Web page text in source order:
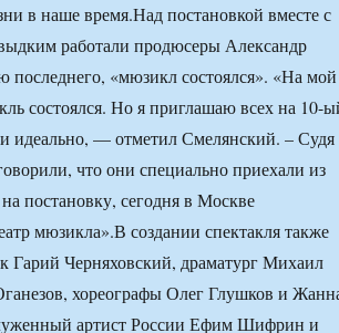
в наше время.Над постановкой вместе с
работали продюсеры Александр
«мюзикл состоялся». «На мой
состоялся. Но я приглашаю всех на 10-
и идеально, — отметил Смелянский. – Судя
что они специально приехали из
постановку, сегодня в Москве
мюзикла».В создании спектакля также
Гарий Черняховский, драматург Михаил
хореографы Олег Глушков и
артист России Ефим Шифрин и